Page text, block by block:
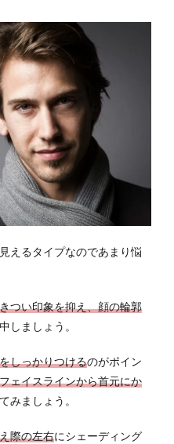
えるタイプなのであまり悩
きつい印象を抑え、顔の輪郭
しましょう。
しっかりつけるのがポイン
フェイスラインから首元にか
みましょう。
際の左右にシェーディング